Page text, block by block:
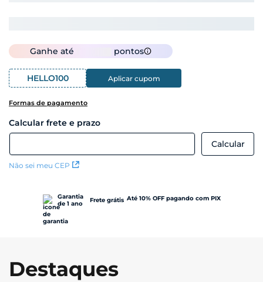
Ganhe até pontos
HELLO100 Aplicar cupom
Formas de pagamento
Não sei meu CEP
Garantia
de 1 ano
Frete grátis Até 10% OFF pagando com PIX
Destaques